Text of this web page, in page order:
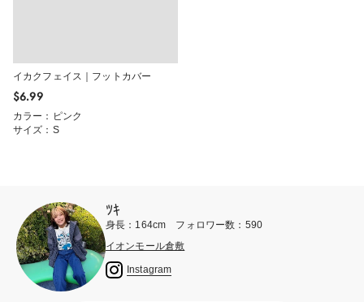
イカクフェイス｜フットカバー
$‌6.99
カラー：ピンク
サイズ：S
ﾂｷ
身長：164cm フォロワー数：590
イオンモール倉敷
Instagram